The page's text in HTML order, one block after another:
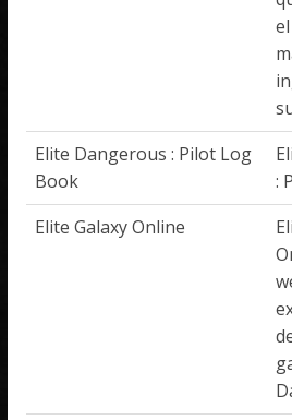
Elite Dangerous : Pilot Log
Book
:
Elite Galaxy Online